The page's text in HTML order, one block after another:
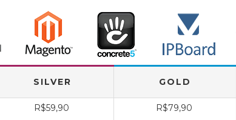
SILVER GOLD
R$59,90 R$79,90